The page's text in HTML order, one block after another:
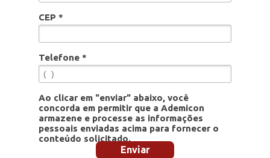
CEP *
Telefone *
Ao clicar em "enviar" abaixo, você
concorda em permitir que a Ademicon
armazene e processe as informações
pessoais enviadas acima para fornecer o
conteúdo solicitado.
Enviar